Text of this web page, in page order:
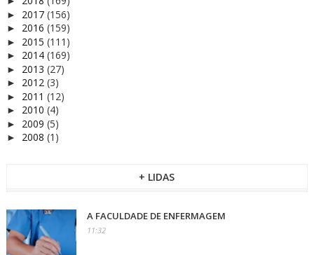
► 2017 (156)
► 2016 (159)
► 2015 (111)
► 2014 (169)
► 2013 (27)
► 2012 (3)
► 2011 (12)
► 2010 (4)
► 2009 (5)
► 2008 (1)
+ LIDAS
A FACULDADE DE ENFERMAGEM
11:32